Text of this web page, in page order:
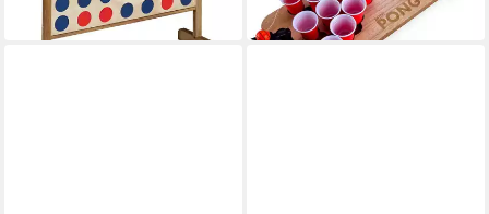
in 2-3 Werktagen bei dir